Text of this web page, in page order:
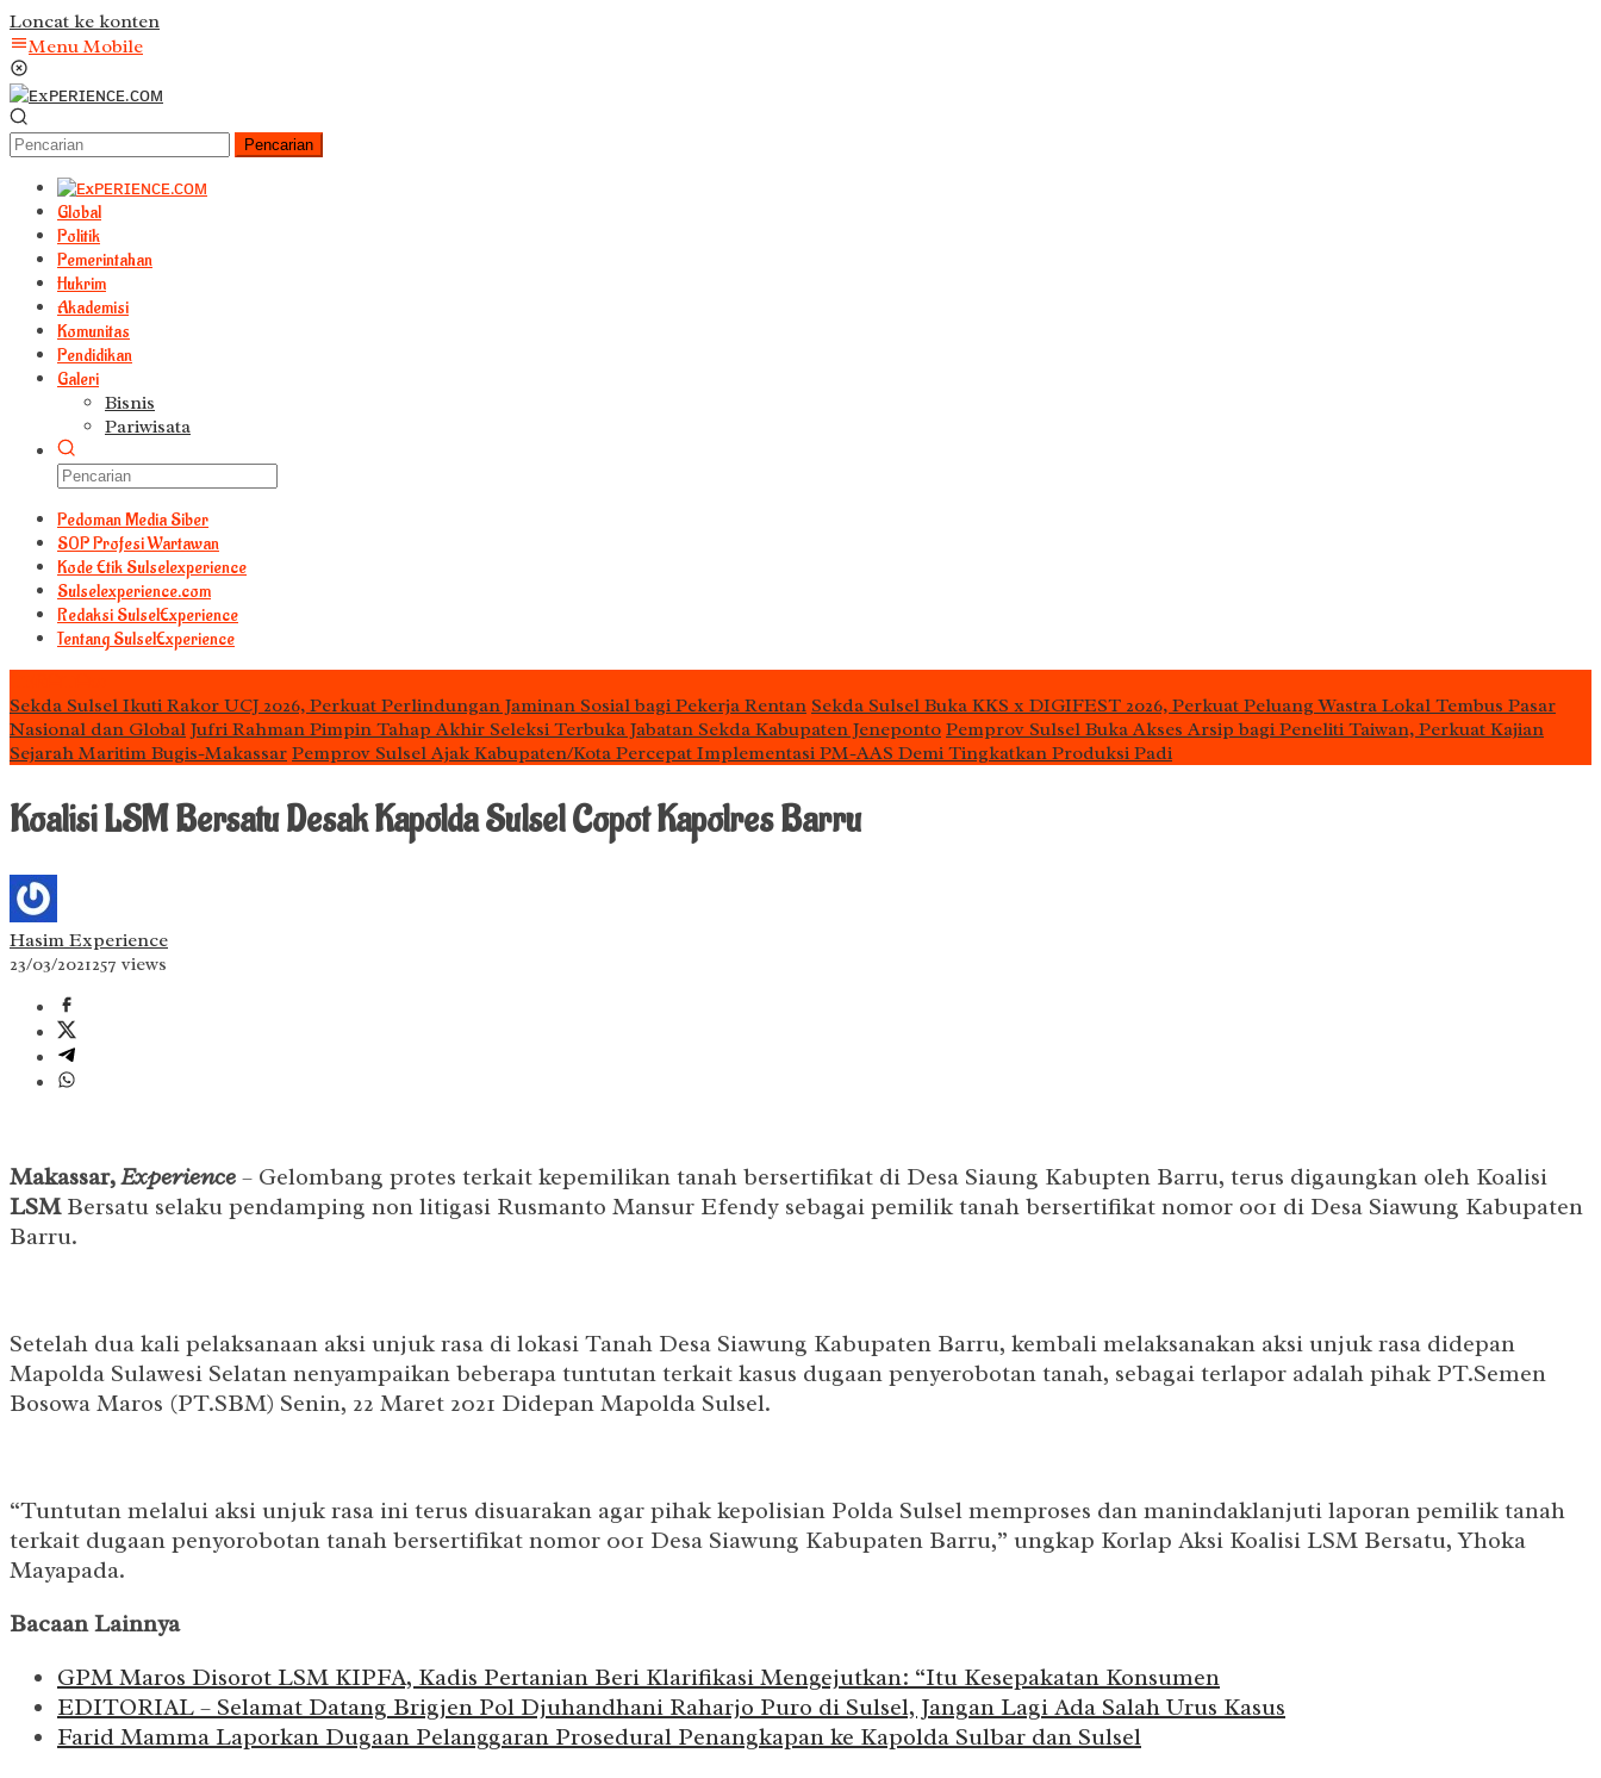
Loncat ke konten
Menu Mobile
Pencarian
Global
Politik
Pemerintahan
Hukrim
Akademisi
Komunitas
Pendidikan
Galeri
Bisnis
Pariwisata
Pedoman Media Siber
S0P Profesi Wartawan
Kode Etik Sulselexperience
Sulselexperience.com
Redaksi SulselExperience
Tentang SulselExperience
Sekda Sulsel Ikuti Rakor UCJ 2026, Perkuat Perlindungan Jaminan Sosial bagi Pekerja Rentan Sekda Sulsel Buka KKS x DIGIFEST 2026, Perkuat Peluang Wastra Lokal Tembus Pasar
Nasional dan Global Jufri Rahman Pimpin Tahap Akhir Seleksi Terbuka Jabatan Sekda Kabupaten Jeneponto Pemprov Sulsel Buka Akses Arsip bagi Peneliti Taiwan, Perkuat Kajian
Sejarah Maritim Bugis-Makassar Pemprov Sulsel Ajak Kabupaten/Kota Percepat Implementasi PM-AAS Demi Tingkatkan Produksi Padi
Koalisi LSM Bersatu Desak Kapolda Sulsel Copot Kapolres Barru
Hasim Experience
23/03/2021257 views
Makassar, Experience – Gelombang protes terkait kepemilikan tanah bersertifikat di Desa Siaung Kabupten Barru, terus digaungkan oleh Koalisi
LSMBersatu selaku pendamping non litigasi Rusmanto Mansur Efendy sebagai pemilik tanah bersertifikat nomor 001 di Desa Siawung Kabupaten
Barru.
Setelah dua kali pelaksanaan aksi unjuk rasa di lokasi Tanah Desa Siawung Kabupaten Barru, kembali melaksanakan aksi unjuk rasa didepan
Mapolda Sulawesi Selatan nenyampaikan beberapa tuntutan terkait kasus dugaan penyerobotan tanah, sebagai terlapor adalah pihak PT.Semen
Bosowa Maros (PT.SBM) Senin, 22 Maret 2021 Didepan Mapolda Sulsel.
“Tuntutan melalui aksi unjuk rasa ini terus disuarakan agar pihak kepolisian Polda Sulsel memproses dan manindaklanjuti laporan pemilik tanah
terkait dugaan penyorobotan tanah bersertifikat nomor 001 Desa Siawung Kabupaten Barru,” ungkap Korlap Aksi Koalisi LSM Bersatu, Yhoka
Mayapada.
Bacaan Lainnya
GPM Maros Disorot LSM KIPFA, Kadis Pertanian Beri Klarifikasi Mengejutkan: “Itu Kesepakatan Konsumen
EDITORIAL – Selamat Datang Brigjen Pol Djuhandhani Raharjo Puro di Sulsel, Jangan Lagi Ada Salah Urus Kasus
Farid Mamma Laporkan Dugaan Pelanggaran Prosedural Penangkapan ke Kapolda Sulbar dan Sulsel